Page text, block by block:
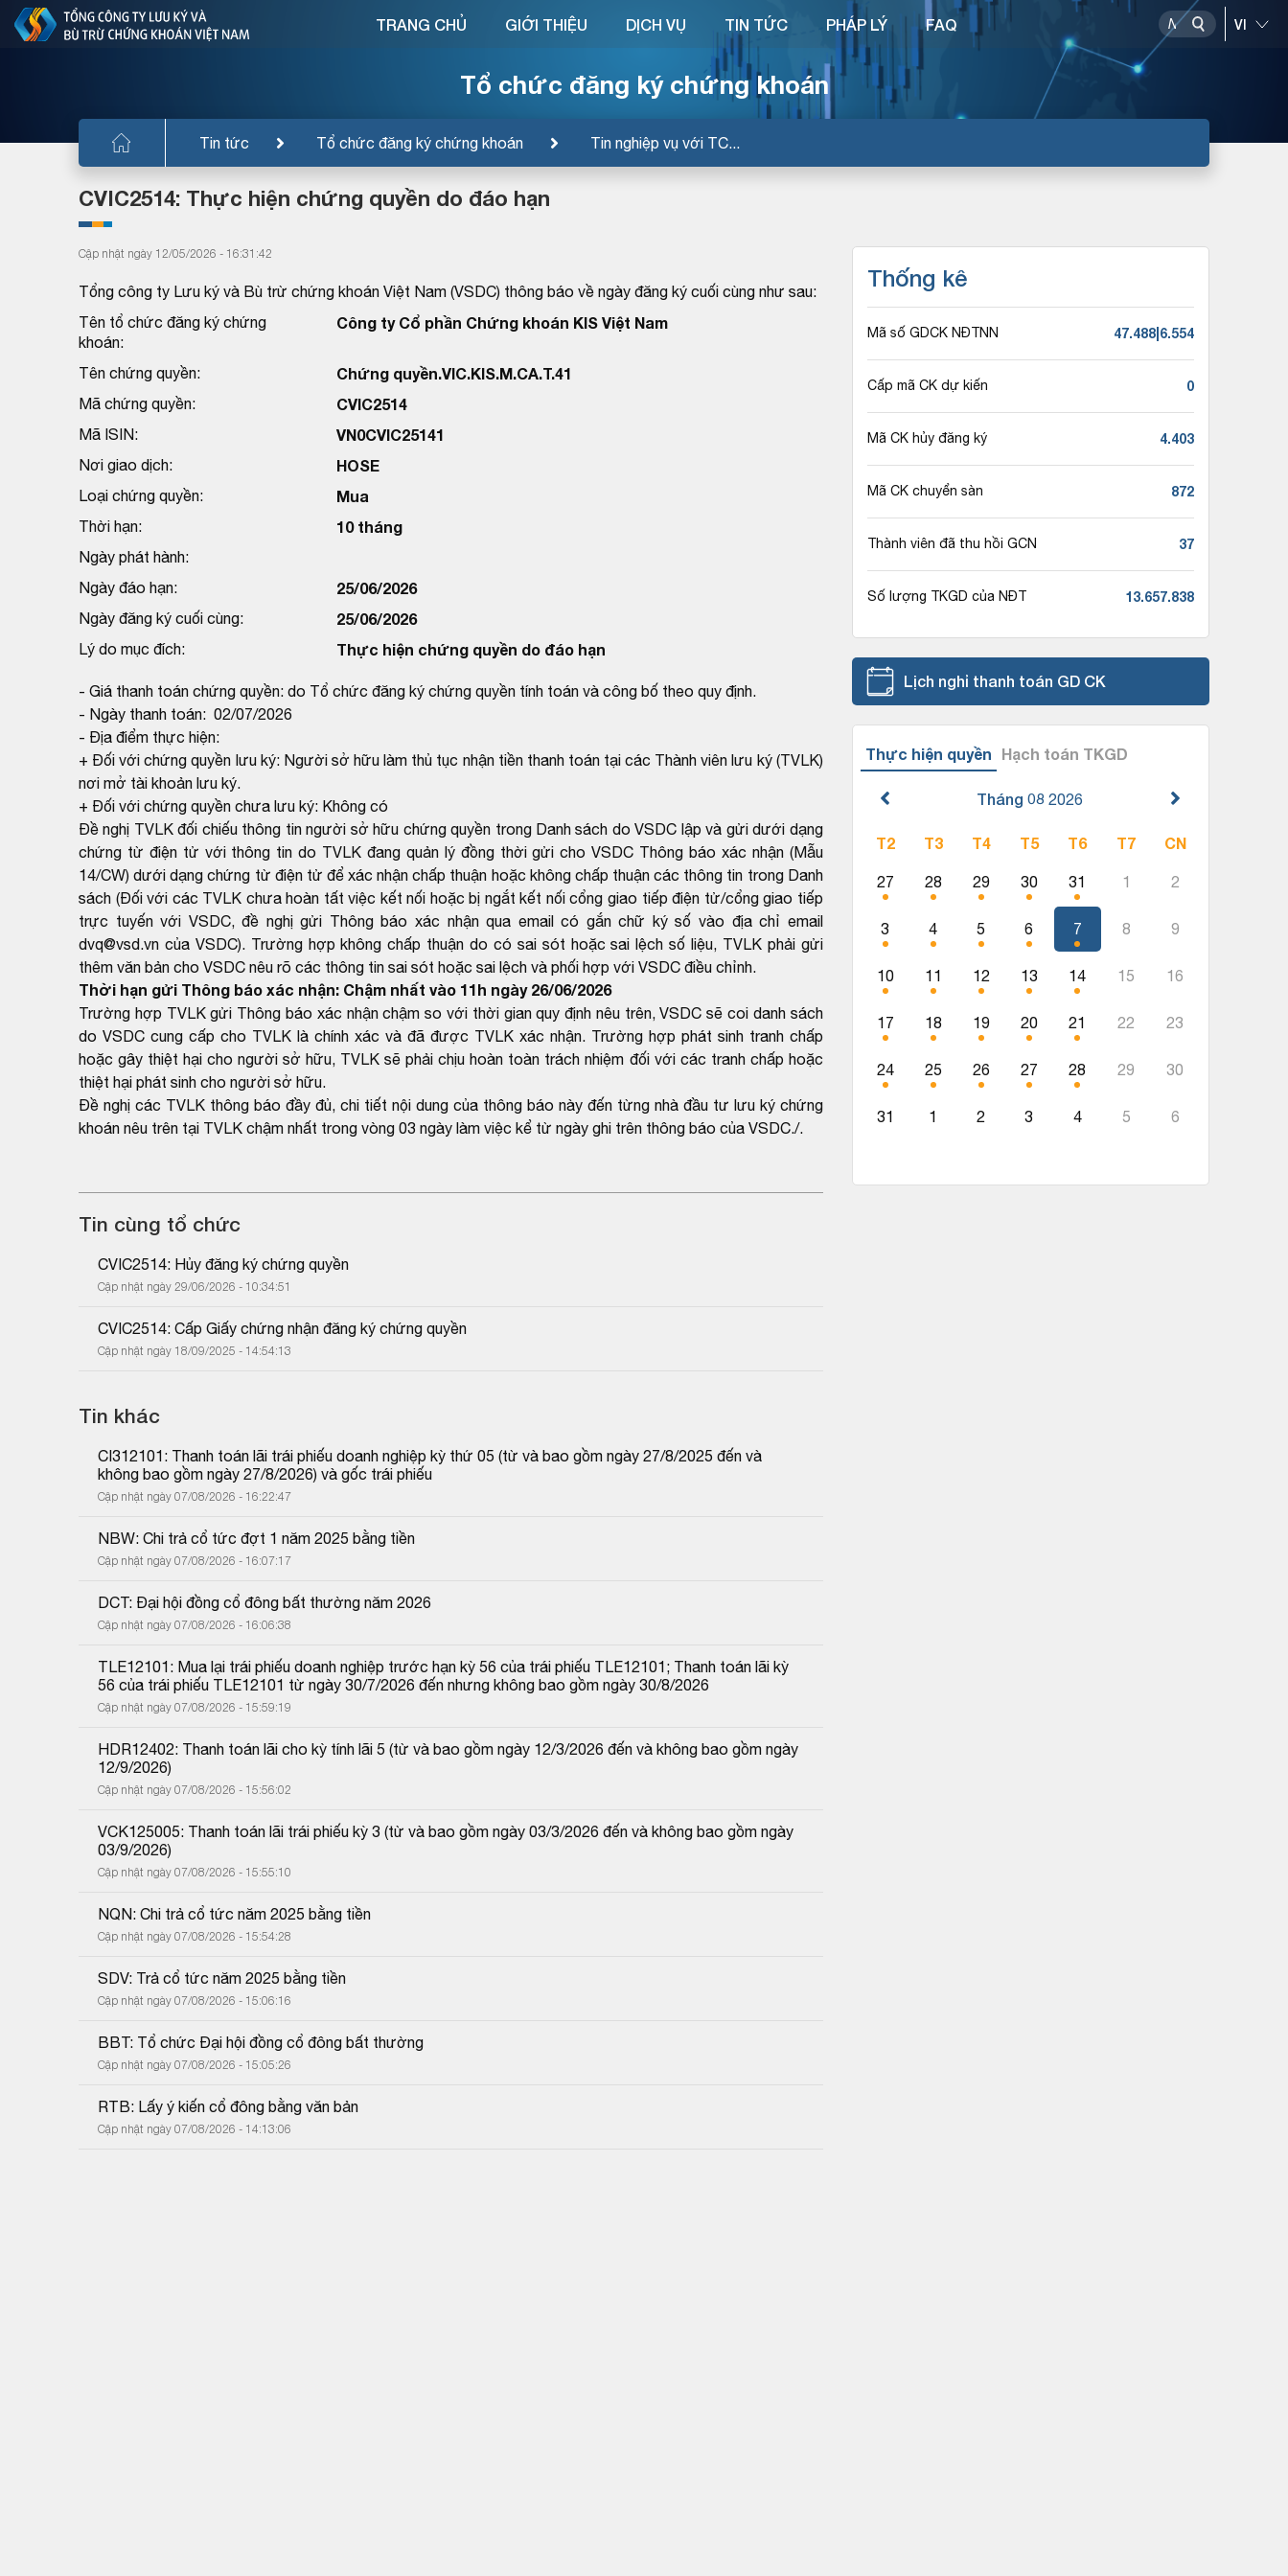
Tổ chức đăng ký chứng khoán
Tin tức Tổ chức đăng ký chứng khoán Tin nghiệp vụ với TC...
TRANG CHỦ GIỚI THIỆU DỊCH VỤ TIN TỨC PHÁP LÝ FAQ
CVIC2514: Thực hiện chứng quyền do đáo hạn
Cập nhật ngày 12/05/2026 - 16:31:42
Tổng công ty Lưu ký và Bù trừ chứng khoán Việt Nam (VSDC) thông báo về ngày đăng ký cuối cùng như sau:
Tên tổ chức đăng ký chứng
khoán:
Công ty Cổ phần Chứng khoán KIS Việt Nam
Tên chứng quyền: Chứng quyền.VIC.KIS.M.CA.T.41
Mã chứng quyền: CVIC2514
Mã ISIN: VN0CVIC25141
Nơi giao dịch: HOSE
Loại chứng quyền: Mua
Thời hạn: 10 tháng
Ngày phát hành:
Ngày đáo hạn:
25/06/2026
Ngày đăng ký cuối cùng: 25/06/2026
Lý do mục đích: Thực hiện chứng quyền do đáo hạn
- Giá thanh toán chứng quyền: do Tổ chức đăng ký chứng quyền tính toán và công bố theo quy định.
- Ngày thanh toán: 02/07/2026
- Địa điểm thực hiện:
+ Đối với chứng quyền lưu ký: Người sở hữu làm thủ tục nhận tiền thanh toán tại các Thành viên lưu ký (TVLK)
nơi mở tài khoản lưu ký.
+ Đối với chứng quyền chưa lưu ký: Không có
Đề nghị TVLK đối chiếu thông tin người sở hữu chứng quyền trong Danh sách do VSDC lập và gửi dưới dạng
chứng từ điện tử với thông tin do TVLK đang quản lý đồng thời gửi cho VSDC Thông báo xác nhận (Mẫu
14/CW) dưới dạng chứng từ điện tử để xác nhận chấp thuận hoặc không chấp thuận các thông tin trong Danh
sách (Đối với các TVLK chưa hoàn tất việc kết nối hoặc bị ngắt kết nối cổng giao tiếp điện tử/cổng giao tiếp
trực tuyến với VSDC, đề nghị gửi Thông báo xác nhận qua email có gắn chữ ký số vào địa chỉ email
dvq@vsd.vn của VSDC). Trường hợp không chấp thuận do có sai sót hoặc sai lệch số liệu, TVLK phải gửi
thêm văn bản cho VSDC nêu rõ các thông tin sai sót hoặc sai lệch và phối hợp với VSDC điều chỉnh.
Thời hạn gửi Thông báo xác nhận: Chậm nhất vào 11h ngày 26/06/2026
Trường hợp TVLK gửi Thông báo xác nhận chậm so với thời gian quy định nêu trên, VSDC sẽ coi danh sách
do VSDC cung cấp cho TVLK là chính xác và đã được TVLK xác nhận. Trường hợp phát sinh tranh chấp
hoặc gây thiệt hại cho người sở hữu, TVLK sẽ phải chịu hoàn toàn trách nhiệm đối với các tranh chấp hoặc
thiệt hại phát sinh cho người sở hữu.
Đề nghị các TVLK thông báo đầy đủ, chi tiết nội dung của thông báo này đến từng nhà đầu tư lưu ký chứng
khoán nêu trên tại TVLK chậm nhất trong vòng 03 ngày làm việc kể từ ngày ghi trên thông báo của VSDC./.
Tin cùng tổ chức
CVIC2514: Hủy đăng ký chứng quyền
Cập nhật ngày 29/06/2026 - 10:34:51
CVIC2514: Cấp Giấy chứng nhận đăng ký chứng quyền
Cập nhật ngày 18/09/2025 - 14:54:13
Tin khác
CI312101: Thanh toán lãi trái phiếu doanh nghiệp kỳ thứ 05 (từ và bao gồm ngày 27/8/2025 đến và
không bao gồm ngày 27/8/2026) và gốc trái phiếu
Cập nhật ngày 07/08/2026 - 16:22:47
NBW: Chi trả cổ tức đợt 1 năm 2025 bằng tiền
Cập nhật ngày 07/08/2026 - 16:07:17
DCT: Đại hội đồng cổ đông bất thường năm 2026
Cập nhật ngày 07/08/2026 - 16:06:38
TLE12101: Mua lại trái phiếu doanh nghiệp trước hạn kỳ 56 của trái phiếu TLE12101; Thanh toán lãi kỳ
56 của trái phiếu TLE12101 từ ngày 30/7/2026 đến nhưng không bao gồm ngày 30/8/2026
Cập nhật ngày 07/08/2026 - 15:59:19
HDR12402: Thanh toán lãi cho kỳ tính lãi 5 (từ và bao gồm ngày 12/3/2026 đến và không bao gồm ngày
12/9/2026)
Cập nhật ngày 07/08/2026 - 15:56:02
VCK125005: Thanh toán lãi trái phiếu kỳ 3 (từ và bao gồm ngày 03/3/2026 đến và không bao gồm ngày
03/9/2026)
Cập nhật ngày 07/08/2026 - 15:55:10
NQN: Chi trả cổ tức năm 2025 bằng tiền
Cập nhật ngày 07/08/2026 - 15:54:28
SDV: Trả cổ tức năm 2025 bằng tiền
Cập nhật ngày 07/08/2026 - 15:06:16
BBT: Tổ chức Đại hội đồng cổ đông bất thường
Cập nhật ngày 07/08/2026 - 15:05:26
RTB: Lấy ý kiến cổ đông bằng văn bản
Cập nhật ngày 07/08/2026 - 14:13:06
Thống kê
Mã số GDCK NĐTNN 47.488|6.554
Cấp mã CK dự kiến 0
Mã CK hủy đăng ký 4.403
Mã CK chuyển sàn 872
Thành viên đã thu hồi GCN 37
Số lượng TKGD của NĐT 13.657.838
Lịch nghỉ thanh toán GD CK
Thực hiện quyền Hạch toán TKGD
Tháng 08 2026
T2 T3 T4 T5 T6 T7 CN
27 28 29 30 31 1 2
3 4 5 6 7 8 9
10 11 12 13 14 15 16
17 18 19 20 21 22 23
24 25 26 27 28 29 30
31 1 2 3 4 5 6